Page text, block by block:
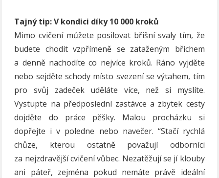
Tajný tip: V kondici díky 10 000 kroků
Mimo cvičení můžete posilovat břišní svaly tím, že
budete chodit vzpřímeně se zataženým břichem
a denně nachodíte co nejvíce kroků. Ráno vyjděte
nebo sejděte schody místo svezení se výtahem, tím
pro svůj zadeček uděláte více, než si myslíte.
Vystupte na předposlední zastávce a zbytek cesty
dojděte do práce pěšky. Malou procházku si
dopřejte i v poledne nebo navečer. “Stačí rychlá
chůze, kterou ostatně považují odborníci
za nejzdravější cvičení vůbec. Nezatěžují se jí klouby
ani páteř, zejména pokud nemáte právě ideální